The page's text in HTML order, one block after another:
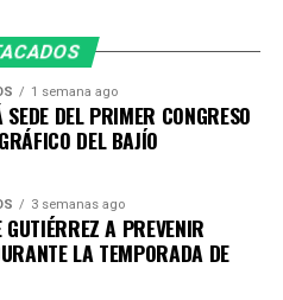
1 semana ago
SEDE DEL PRIMER CONGRESO
DEL BAJÍO
3 semanas ago
A PREVENIR
LA TEMPORADA DE